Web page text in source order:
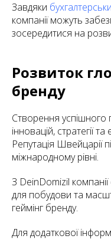
Завдяки
компанії можуть
зосередитися на
Розвиток
бренду
Створення успішного
інновацій, стратегії
Репутація Швейцарії
міжнародному рівні.
З DeinDomizil
для побудови та
геймінг бренду.
Для додаткової